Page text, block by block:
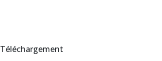
Téléchargement